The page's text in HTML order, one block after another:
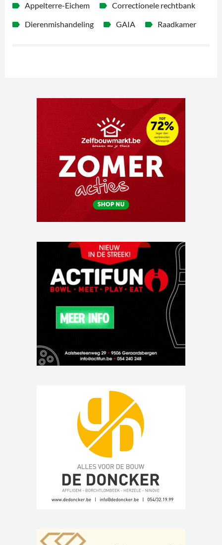
Appelterre-Eichem
Correctionele rechtbank
Dierenmishandeling
GAIA Raadkamer